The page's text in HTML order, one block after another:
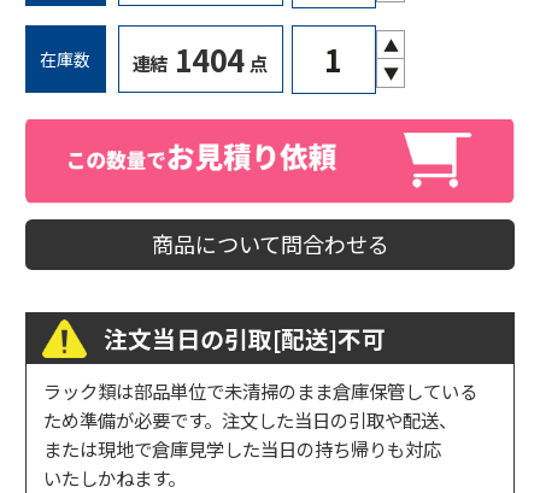
在庫数 連結 1404 点
▲
▼
商品について問合わせる
注文当日の引取[配送]不可
ラック類は部品単位で未清掃のまま倉庫保管している
ため準備が必要です。注文した当日の引取や配送、
または現地で倉庫見学した当日の持ち帰りも対応
いたしかねます。